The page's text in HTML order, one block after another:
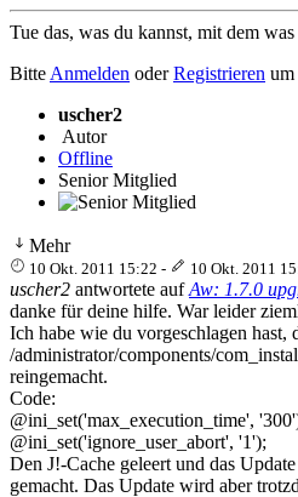
Tue das, was du kannst, mit dem
Bitte Anmelden oderRegistrieren um
uscher2
Autor
Offline
Senior Mitglied
Mehr
10 Okt. 2011 15:22 - 10 Okt. 2011
uscher2 antwortete aufAw: 1.7.0
danke für deine hilfe. War leider
Ich habe wie du vorgeschlagen hast,
/administrator/components/
reingemacht.
Code:
@ini_set('max_execution_time',
@ini_set('ignore_user_abort', '1');
Den J!-Cache geleert und das
gemacht. Das Update wird aber